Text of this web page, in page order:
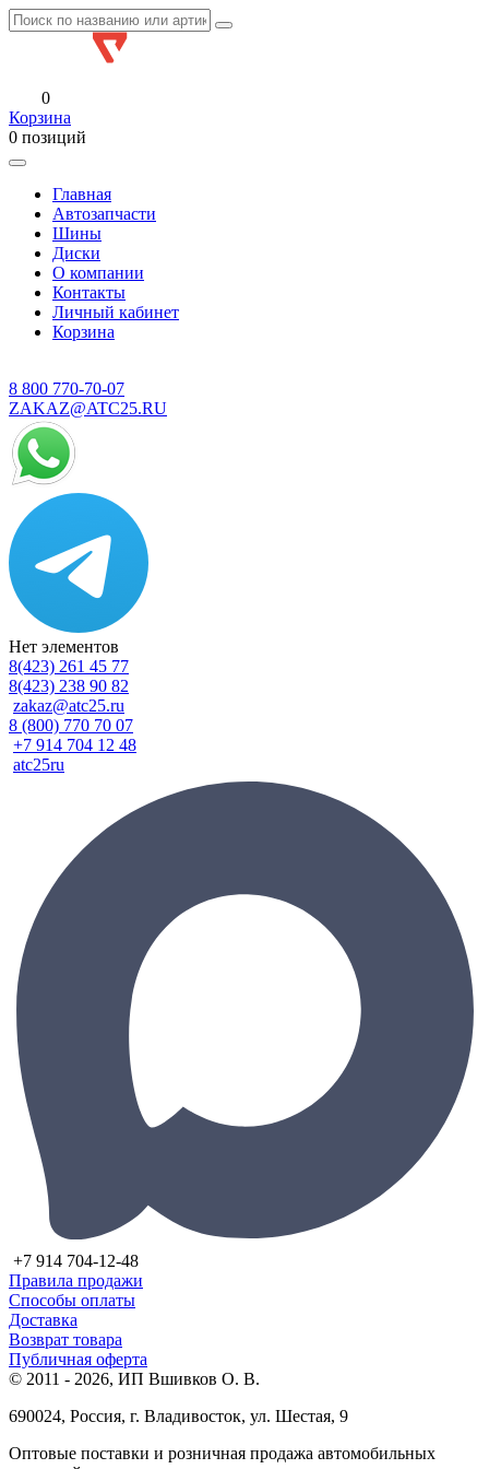
0
Корзина
0 позиций
Главная
Автозапчасти
Шины
Диски
О компании
Контакты
Личный кабинет
Корзина
8 800 770-70-07
ZAKAZ@ATC25.RU
Нет элементов
8(423) 261 45 77
8(423) 238 90 82
zakaz@atc25.ru
8 (800) 770 70 07
+7 914 704 12 48
atc25ru
+7 914 704-12-48
Правила продажи
Способы оплаты
Доставка
Возврат товара
Публичная оферта
© 2011 - 2026, ИП Вшивков О. В.
690024, Россия, г. Владивосток, ул. Шестая, 9
Оптовые поставки и розничная продажа автомобильных